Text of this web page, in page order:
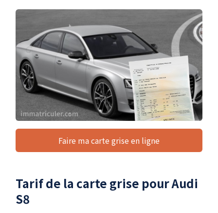
Faire ma carte grise en ligne
Tarif de la carte grise pour Audi
S8